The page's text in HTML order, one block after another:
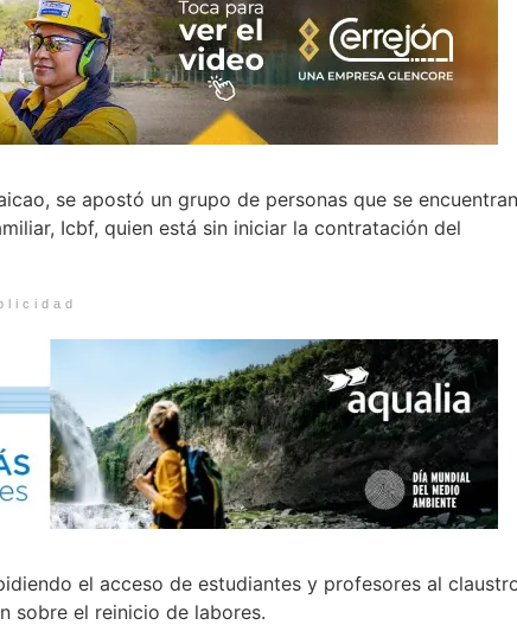
se apostó un grupo de personas que se encuentran
Icbf, quien está sin iniciar la contratación del
el acceso de estudiantes y profesores al
sobre el reinicio de labores.